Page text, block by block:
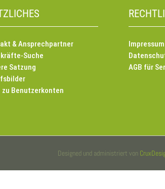
& Ansprechpartner
Suche
Satzung
Benutzerkonten
Impressum
AGB für
Designed und administriert von